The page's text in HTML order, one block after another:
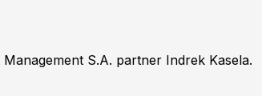
S.A. partner Indrek Kasela.